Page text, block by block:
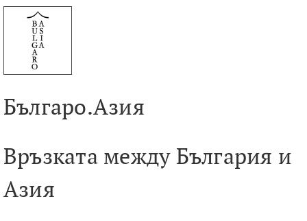
Към
съдържанието
Българо.Азия
Връзката между България и
Азия